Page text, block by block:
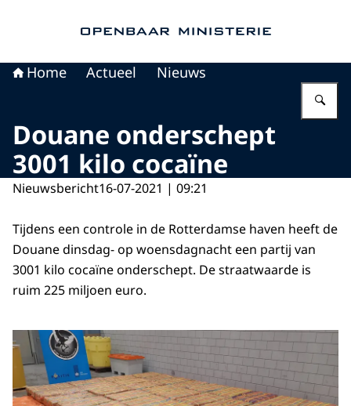
Home Actueel Nieuws
Douane onderschept
3001 kilo cocaïne
Nieuwsbericht16-07-2021 | 09:21
Tijdens een controle in de Rotterdamse haven heeft de
Douane dinsdag- op woensdagnacht een partij van
3001 kilo cocaïne onderschept. De straatwaarde is
ruim 225 miljoen euro.